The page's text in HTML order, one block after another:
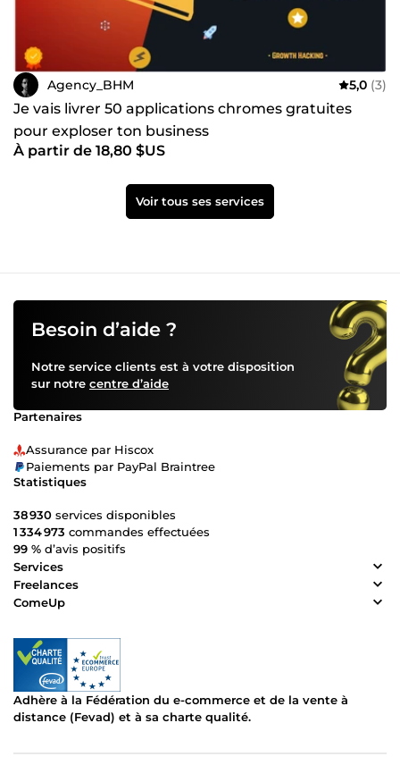
Agency_BHM 5,0 (3)
Je vais livrer 50 applications chromes gratuites
pour exploser ton business
À partir de 18,80 $US
Voir tous ses services
Besoin d’aide ?
Notre service clients est à votre disposition
sur notre centre d’aide
Partenaires
Assurance par Hiscox
Paiements par PayPal Braintree
Statistiques
38 930 services disponibles
1 334 973 commandes effectuées
99 % d’avis positifs
Services
Freelances
ComeUp
Adhère à la Fédération du e-commerce et de la vente à
distance (Fevad) et à sa charte qualité.